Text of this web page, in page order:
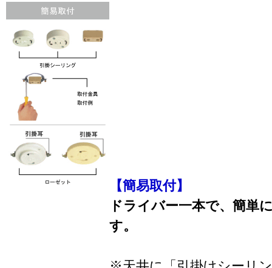
【簡易取付】
ドライバー一本で、簡単
す。